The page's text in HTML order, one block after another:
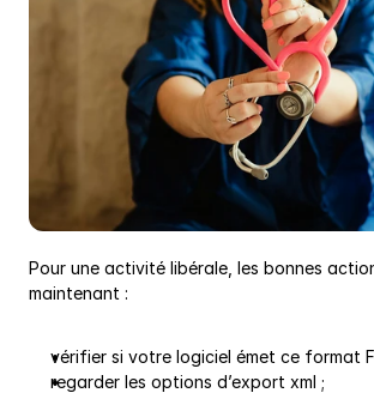
Pour une activité libérale, les bonnes
maintenant :
vérifier si votre logiciel émet ce format
regarder les options d’export xml ;